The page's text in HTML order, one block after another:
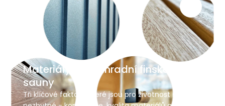
Materiály pro zahradní finské
sauny
Tři klíčové faktory, které jsou pro životnost sauny